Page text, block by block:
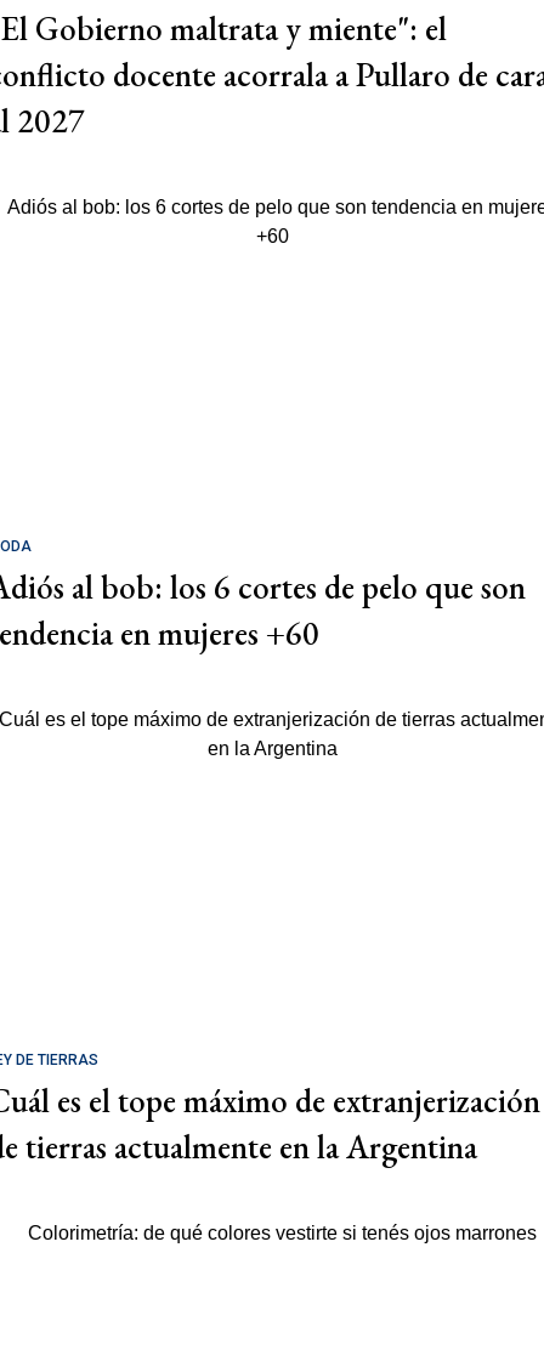
Gobierno maltrata y miente": el
docente acorrala a Pullaro de
2027
al bob: los 6 cortes de pelo que son
en mujeres +60
DE TIERRAS
es el tope máximo de extranjerización
tierras actualmente en la Argentina